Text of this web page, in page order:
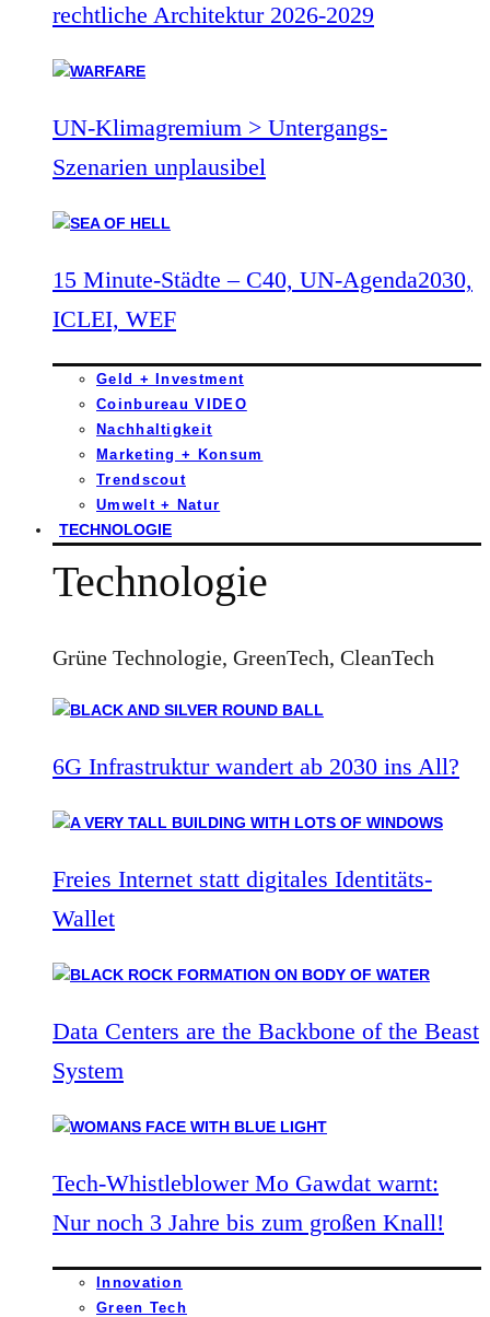
rechtliche Architektur 2026-2029
UN-Klimagremium > Untergangs-
Szenarien unplausibel
15 Minute-Städte – C40, UN-Agenda2030,
ICLEI, WEF
Geld + Investment
Coinbureau VIDEO
Nachhaltigkeit
Marketing + Konsum
Trendscout
Umwelt + Natur
TECHNOLOGIE
Technologie
Grüne Technologie, GreenTech, CleanTech
6G Infrastruktur wandert ab 2030 ins All?
Freies Internet statt digitales Identitäts-
Wallet
Data Centers are the Backbone of the Beast
System
Tech-Whistleblower Mo Gawdat warnt:
Nur noch 3 Jahre bis zum großen Knall!
Innovation
Green Tech